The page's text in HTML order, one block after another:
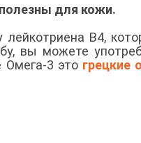
для кожи.
В4,
вы можете
Омега-3 это грецкие